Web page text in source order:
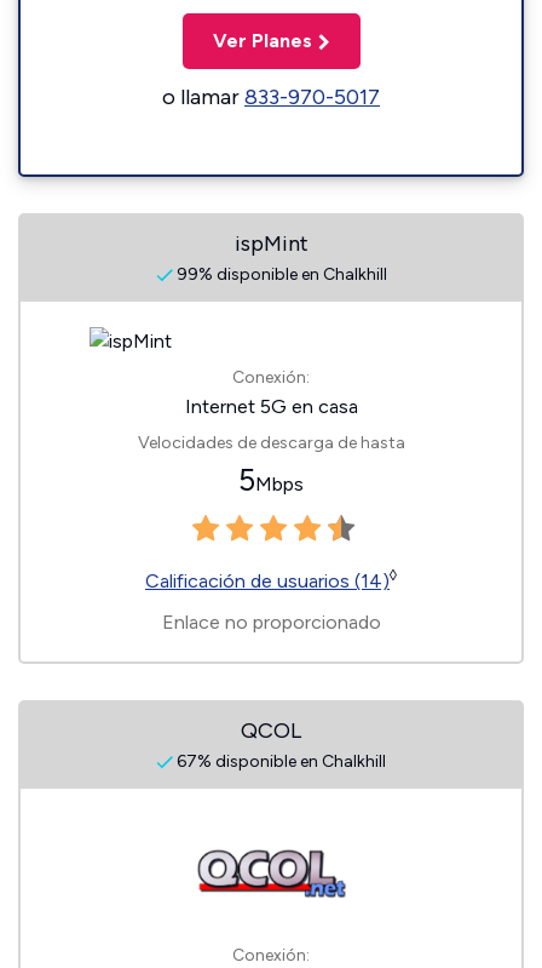
Ver Planes
o llamar833-970-5017
ispMint
99% disponible en Chalkhill
Conexión:
Internet 5G en casa
Velocidades de descarga de hasta
5Mbps
Calificación de usuarios (14)◊
Enlace no proporcionado
QCOL
67% disponible en Chalkhill
Conexión: